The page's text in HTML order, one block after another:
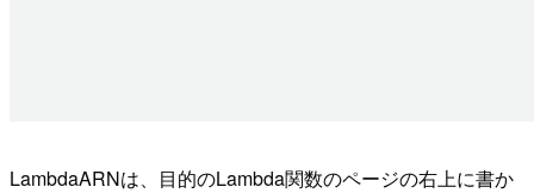
LambdaARNは、目的のLambda関数のページの右上に書か